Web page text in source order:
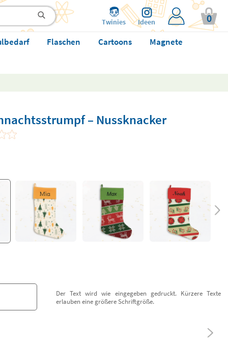
Twinies Ideen 0
Flaschen Cartoons Magnete
– Nussknacker
Der Text wird wie eingegeben gedruckt. Kürzere Texte
erlauben eine größere Schriftgröße.